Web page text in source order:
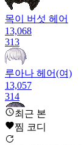
목이 버섯 헤어
13,068
313
루아나 헤어(여)
13,057
314
도서부장 헤어(여)
13,018
최근 본
찜 코디